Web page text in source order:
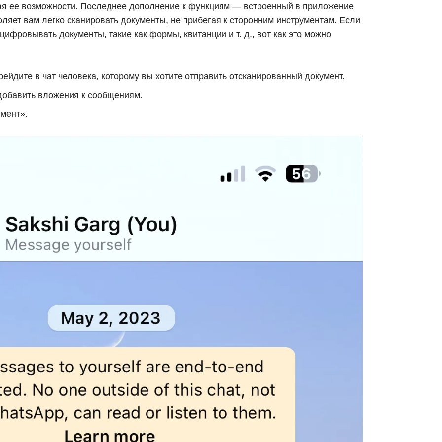
ее возможности. Последнее дополнение к функциям — встроенный в приложение
вам легко сканировать документы, не прибегая к сторонним инструментам. Если
документы, такие как формы, квитанции и т. д., вот как это можно
в чат человека, которому вы хотите отправить отсканированный документ.
вложения к сообщениям.